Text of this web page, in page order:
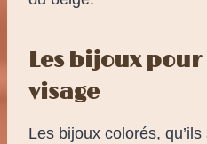
Les bijoux
visage
Les bijoux colorés,